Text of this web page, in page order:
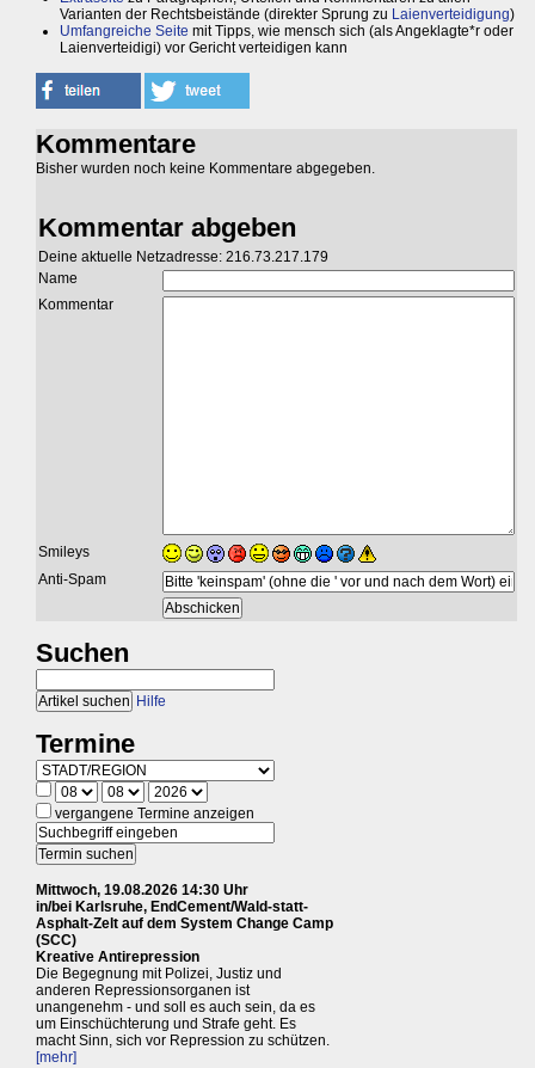
Varianten der Rechtsbeistände (direkter Sprung zu Laienverteidigung)
Umfangreiche Seite mit Tipps, wie mensch sich (als Angeklagte*r oder
Laienverteidigi) vor Gericht verteidigen kann
Kommentare
Bisher wurden noch keine Kommentare abgegeben.
Kommentar abgeben
Deine aktuelle Netzadresse: 216.73.217.179
Name
Kommentar
Smileys
Anti-Spam
Suchen
Hilfe
Termine
vergangene Termine anzeigen
Mittwoch, 19.08.2026 14:30 Uhr
in/bei Karlsruhe, EndCement/Wald-statt-
Asphalt-Zelt auf dem System Change Camp
(SCC)
Kreative Antirepression
Die Begegnung mit Polizei, Justiz und
anderen Repressionsorganen ist
unangenehm - und soll es auch sein, da es
um Einschüchterung und Strafe geht. Es
macht Sinn, sich vor Repression zu schützen.
[mehr]